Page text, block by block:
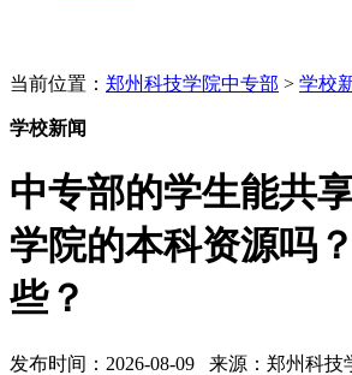
当前位置： 郑州科技学院中专部 > 学校
学校新闻
中专部的学生能共
学院的本科资源吗
些？
发布时间：2026-08-09 来源：郑州科技